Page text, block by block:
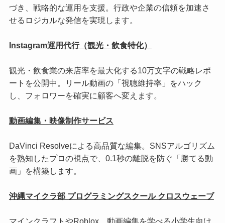
づき、戦略的な運用を支援。行政や企業の信頼を加速さ
せるロジカルな発信を実現します。
Instagram運用代行（観光・飲食特化）
観光・飲食業の来店率を最大化する10万文字の戦略レポ
ートを公開中。リール動画の「視聴維持率」をハック
し、フォロワーを確実に顧客へ変えます。
動画編集・映像制作サービス
DaVinci Resolveによる高品質な編集。SNSアルゴリズム
を熟知したプロの視点で、0.1秒の離脱を防ぐ「勝てる動
画」を構築します。
沖縄マイクラ部 プログラミングスクール クロスウェーブ
マインクラフトやRoblox、動画編集を学べる小学生向け